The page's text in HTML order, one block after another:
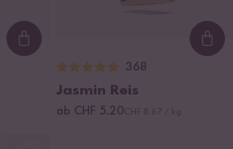
Loading...
368
Jasmin Reis
ab CHF 5.20